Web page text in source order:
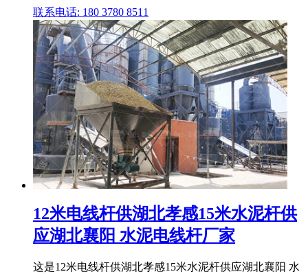
联系电话: 180 3780 8511
12米电线杆供湖北孝感15米水泥杆供
应湖北襄阳 水泥电线杆厂家
这是12米电线杆供湖北孝感15米水泥杆供应湖北襄阳 水